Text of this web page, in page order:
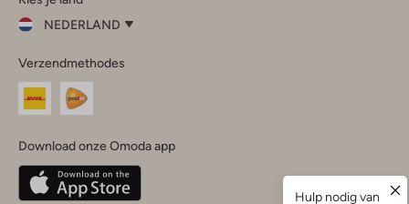
InstagramFacebook
NEDERLAND
je
land
Nederland
Belgique(Français)
Deutschland
Verzendmethodes
Download onze Omoda app